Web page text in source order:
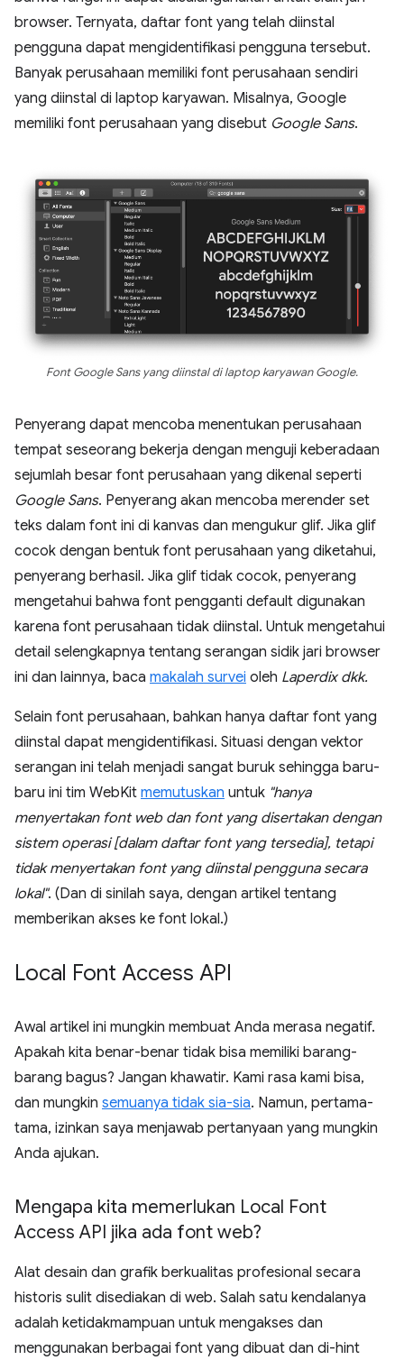
browser. Ternyata, daftar font yang telah diinstal
pengguna dapat mengidentifikasi pengguna tersebut.
Banyak perusahaan memiliki font perusahaan sendiri
yang diinstal di laptop karyawan. Misalnya, Google
memiliki font perusahaan yang disebut Google Sans.
Font Google Sans yang diinstal di laptop karyawan Google.
Penyerang dapat mencoba menentukan perusahaan
tempat seseorang bekerja dengan menguji keberadaan
sejumlah besar font perusahaan yang dikenal seperti
Google Sans. Penyerang akan mencoba merender set
teks dalam font ini di kanvas dan mengukur glif. Jika glif
cocok dengan bentuk font perusahaan yang diketahui,
penyerang berhasil. Jika glif tidak cocok, penyerang
mengetahui bahwa font pengganti default digunakan
karena font perusahaan tidak diinstal. Untuk mengetahui
detail selengkapnya tentang serangan sidik jari browser
ini dan lainnya, baca makalah survei oleh Laperdix dkk.
Selain font perusahaan, bahkan hanya daftar font yang
diinstal dapat mengidentifikasi. Situasi dengan vektor
serangan ini telah menjadi sangat buruk sehingga baru-
baru ini tim WebKit memutuskan untuk "hanya
menyertakan font web dan font yang disertakan dengan
sistem operasi [dalam daftar font yang tersedia], tetapi
tidak menyertakan font yang diinstal pengguna secara
lokal". (Dan di sinilah saya, dengan artikel tentang
memberikan akses ke font lokal.)
Local Font Access API
Awal artikel ini mungkin membuat Anda merasa negatif.
Apakah kita benar-benar tidak bisa memiliki barang-
barang bagus? Jangan khawatir. Kami rasa kami bisa,
dan mungkin semuanya tidak sia-sia. Namun, pertama-
tama, izinkan saya menjawab pertanyaan yang mungkin
Anda ajukan.
Mengapa kita memerlukan Local Font
Access API jika ada font web?
Alat desain dan grafik berkualitas profesional secara
historis sulit disediakan di web. Salah satu kendalanya
adalah ketidakmampuan untuk mengakses dan
menggunakan berbagai font yang dibuat dan di-hint